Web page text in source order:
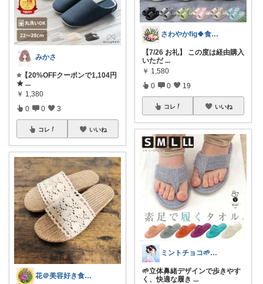
みかさ
⭐️【20%OFFクーポンで1,104円
★ ...
￥ 1,380
0 0 3
コレ いいね
花＠美容好き食いしん坊💎オリ写みてみて
さわやかfig🍀食と暮らしを楽しむ
【7/26 お礼】 この度は経由購入
いただ ...
￥ 1,580
0 0 19
コレ いいね
ミントチョコ🌱いつもありがとう
🌱立体鼻緒デザインで歩きやす
く、快適な履き ...